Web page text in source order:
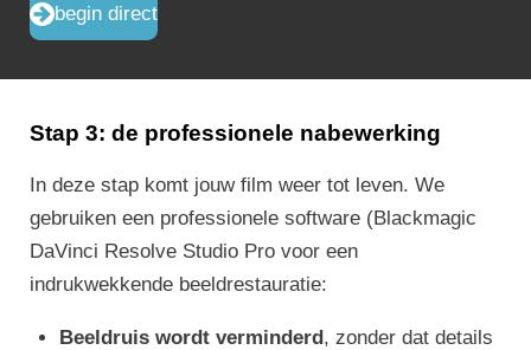
begin direct
Stap 3: de professionele nabewerking
In deze stap komt jouw film weer tot leven. We
gebruiken een professionele software (Blackmagic
DaVinci Resolve Studio Pro voor een
indrukwekkende beeldrestauratie:
Beeldruis wordt verminderd, zonder dat details